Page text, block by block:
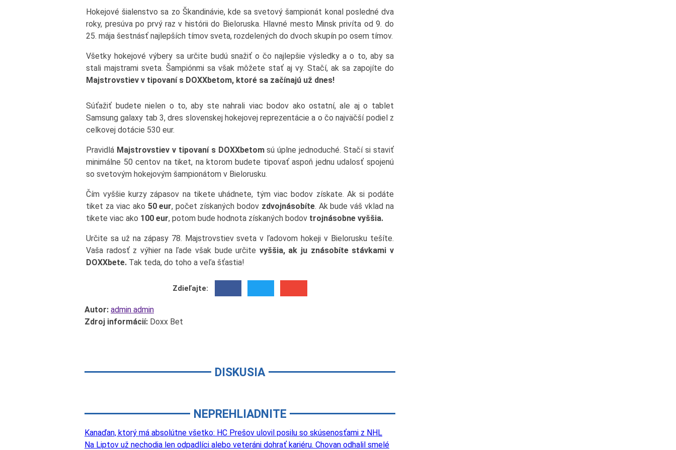
Hokejové šialenstvo sa zo Škandinávie, kde sa svetový šampionát konal posledné dva
roky, presúva po prvý raz v histórii do Bieloruska. Hlavné mesto Minsk privíta od 9. do
25. mája šestnásť najlepších tímov sveta, rozdelených do dvoch skupín po osem tímov.
Všetky hokejové výbery sa určite budú snažiť o čo najlepšie výsledky a o to, aby sa
stali majstrami sveta. Šampiónmi sa však môžete stať aj vy. Stačí, ak sa zapojíte do
Majstrovstiev v tipovaní s DOXXbetom, ktoré sa začínajú už dnes!
Súťažiť budete nielen o to, aby ste nahrali viac bodov ako ostatní, ale aj o tablet
Samsung galaxy tab 3, dres slovenskej hokejovej reprezentácie a o čo najväčší podiel z
celkovej dotácie 530 eur.
Pravidlá Majstrovstiev v tipovaní s DOXXbetomsú úplne jednoduché. Stačí si staviť
minimálne 50 centov na tiket, na ktorom budete tipovať aspoň jednu udalosť spojenú
so svetovým hokejovým šampionátom v Bielorusku.
Čím vyššie kurzy zápasov na tikete uhádnete, tým viac bodov získate. Ak si podáte
tiket za viac ako 50 eur, počet získaných bodov zdvojnásobíte. Ak bude váš vklad na
tikete viac ako 100 eur, potom bude hodnota získaných bodov trojnásobne vyššia.
Určite sa už na zápasy 78. Majstrovstiev sveta v ľadovom hokeji v Bielorusku tešíte.
Vaša radosť z výhier na ľade však bude určite vyššia, ak ju znásobíte stávkami v
DOXXbete. Tak teda, do toho a veľa šťastia!
Zdieľajte:
Autor: admin admin
Zdroj informácií: Doxx Bet
DISKUSIA
NEPREHLIADNITE
Kanaďan, ktorý má absolútne všetko: HC Prešov ulovil posilu so skúsenosťami z NHL
Na Liptov už nechodia len odpadlíci alebo veteráni dohrať kariéru. Chovan odhalil smelé